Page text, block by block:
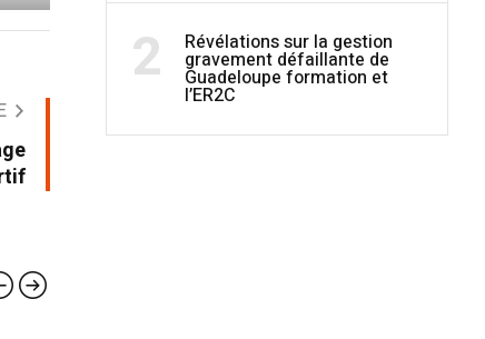
2 Révélations sur la gestion
gravement défaillante de
Guadeloupe formation et
l’ER2C